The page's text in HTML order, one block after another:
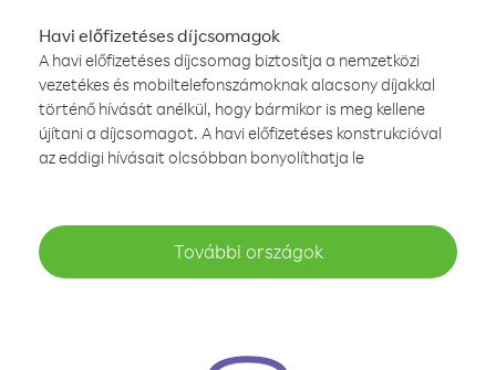
Havi előfizetéses díjcsomagok
A havi előfizetéses díjcsomag biztosítja a nemzetközi
vezetékes és mobiltelefonszámoknak alacsony díjakkal
történő hívását anélkül, hogy bármikor is meg kellene
újítani a díjcsomagot. A havi előfizetéses konstrukcióval
az eddigi hívásait olcsóbban bonyolíthatja le
További országok